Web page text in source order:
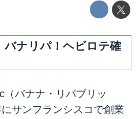
バナリパ！ヘビロテ確
（バナナ・リパブリッ
サンフランシスコで創業